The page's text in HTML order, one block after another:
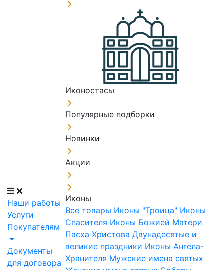
Наши работы
Услуги
Покупателям
Документы
для договора
Иконостасы
Популярные подборки
Новинки
Акции
Иконы
Все товары Иконы "Троица" Иконы
Спасителя Иконы Божией Матери
Пасха Христова Двунадесятые и
великие праздники Иконы Ангела-
Хранителя Мужские имена святых